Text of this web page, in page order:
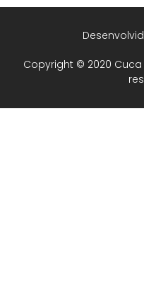
Copyright © 2020